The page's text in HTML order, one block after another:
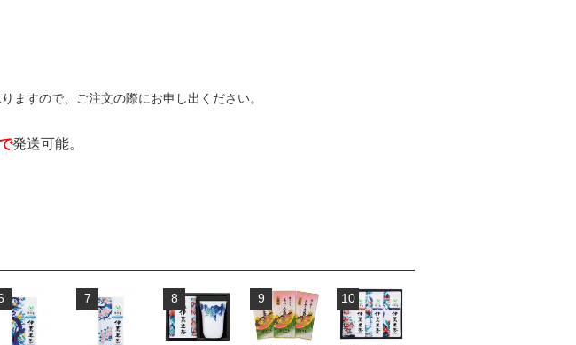
ますので、ご注文の際にお申し出ください。
発送可能。
7 8 9 10